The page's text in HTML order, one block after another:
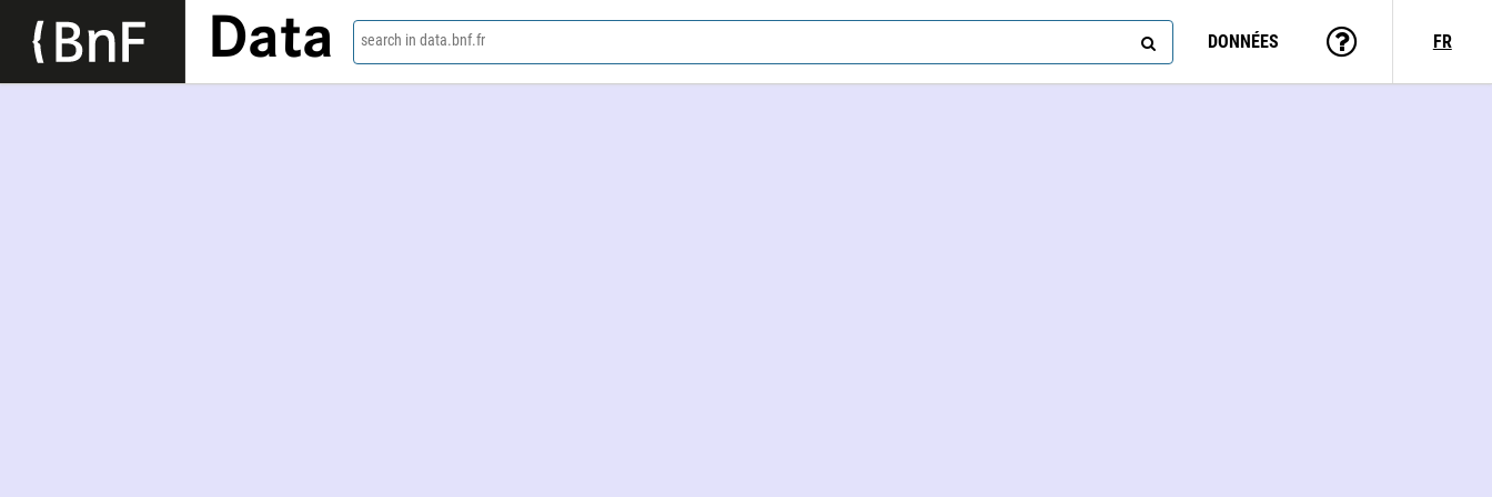
Data search in data.bnf.fr DONNÉES FR